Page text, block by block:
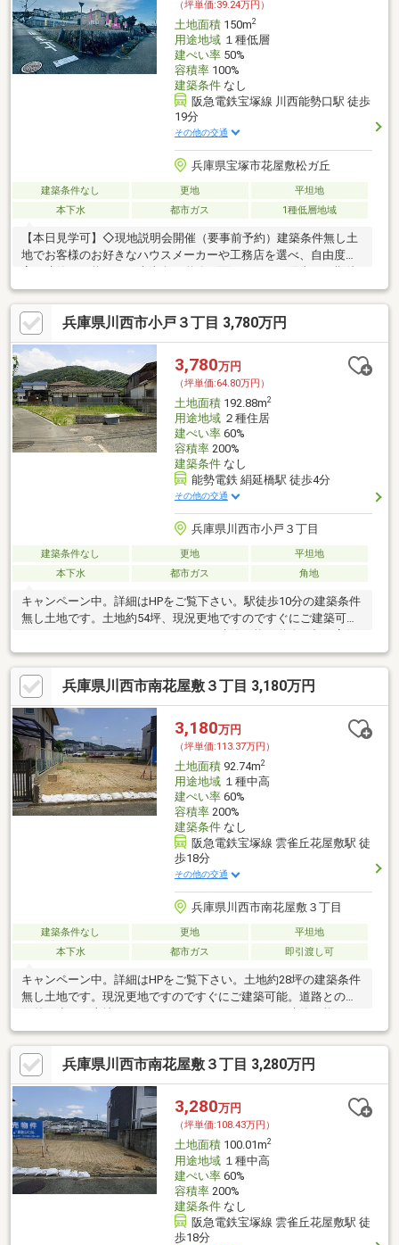
（坪単価:39.24万円）
土地面積150m2
用途地域１種低層
建ぺい率50%
容積率100%
建築条件なし
阪急電鉄宝塚線 川西能勢口駅 徒歩
19分
その他の交通
兵庫県宝塚市花屋敷松ガ丘
建築条件なし 更地
平坦地
本下水
都市ガス 1種低層地域
【本日見学可】◇現地説明会開催（要事前予約）建築条件無し土
地でお客様のお好きなハウスメーカーや工務店を選べ、自由度の
できます。
兵庫県川西市小戸３丁目 3,780万円
3,780万円
（坪単価:64.80万円）
土地面積192.88m2
用途地域２種住居
建ぺい率60%
容積率200%
建築条件なし
能勢電鉄 絹延橋駅 徒歩4分
その他の交通
兵庫県川西市小戸３丁目
建築条件なし 更地
平坦地
本下水
都市ガス 角地
キャンペーン中。詳細はHPをご覧下さい。駅徒歩10分の建築条件
無し土地です。土地約54坪、現況更地ですのですぐにご建築可能
差が少ない土地。
兵庫県川西市南花屋敷３丁目 3,180万円
3,180万円
（坪単価:113.37万円）
土地面積92.74m2
用途地域１種中高
建ぺい率60%
容積率200%
建築条件なし
阪急電鉄宝塚線 雲雀丘花屋敷駅 徒
歩18分
その他の交通
兵庫県川西市南花屋敷３丁目
建築条件なし 更地
平坦地
本下水
都市ガス 即引渡し可
キャンペーン中。詳細はHPをご覧下さい。土地約28坪の建築条件
無し土地です。現況更地ですのですぐにご建築可能。道路との高
す。
兵庫県川西市南花屋敷３丁目 3,280万円
3,280万円
（坪単価:108.43万円）
土地面積100.01m2
用途地域１種中高
建ぺい率60%
容積率200%
建築条件なし
阪急電鉄宝塚線 雲雀丘花屋敷駅 徒
歩18分